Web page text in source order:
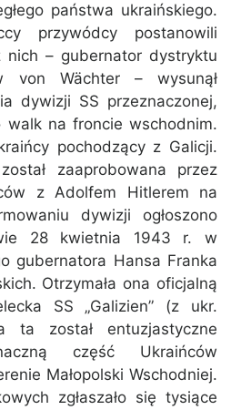
państwa ukraińskiego.
przywódcy postanowili
nich – gubernator dystryktu
von Wächter – wysunął
dywizji SS przeznaczonej,
na froncie wschodnim.
pochodzący z Galicji.
zaaprobowana przez
z Adolfem Hitlerem na
dywizji ogłoszono
28 kwietnia 1943 r. w
gubernatora Hansa Franka
Otrzymała ona oficjalną
SS „Galizien” (z ukr.
ta został entuzjastyczne
część Ukraińców
Małopolski Wschodniej.
zgłaszało się tysiące